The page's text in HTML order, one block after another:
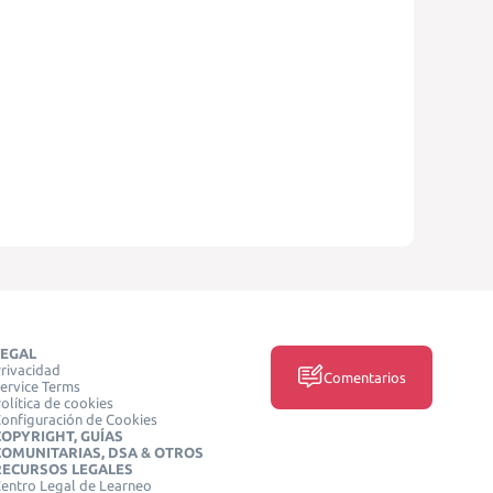
Terms
de cookies
de Cookies
GUÍAS
DSA & OTROS
LEGALES
Legal de Learneo
Comentarios